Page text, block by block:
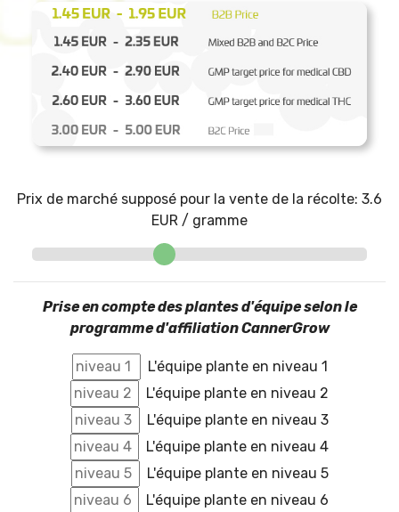
Prix ​​de marché supposé pour la vente de la récolte: 3.6
EUR / gramme
Prise en compte des plantes d'équipe selon le
programme d'affiliation CannerGrow
L'équipe plante en niveau 1
L'équipe plante en niveau 2
L'équipe plante en niveau 3
L'équipe plante en niveau 4
L'équipe plante en niveau 5
L'équipe plante en niveau 6